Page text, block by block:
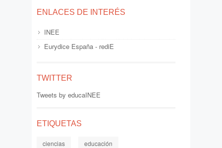
ENLACES DE INTERÉS
INEE
Eurydice España - rediE
TWITTER
Tweets by educaINEE
ETIQUETAS
ciencias educación